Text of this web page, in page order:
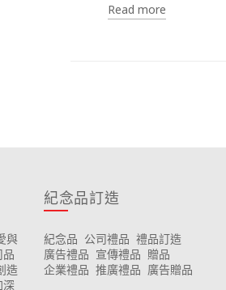
Read more
與
造
深
紀念品訂造
紀念品 公司禮品 禮品訂造
廣告禮品 宣傳禮品 贈品
企業禮品 推廣禮品 廣告贈品